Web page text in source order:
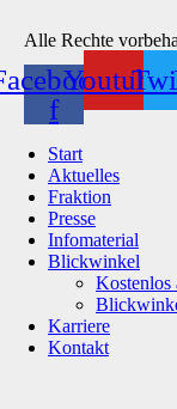
Alle Rechte
f
Youtube
Start
Aktuelles
Fraktion
Presse
Infomaterial
Blickwinkel
Kostenlos
Karriere
Kontakt